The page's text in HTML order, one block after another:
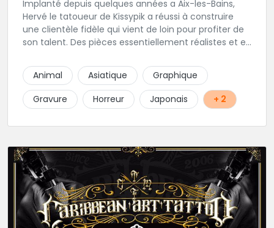
Implanté depuis quelques années a Aix-les-Bains,
Hervé le tatoueur de Kissypik a réussi à construire
une clientèle fidèle qui vient de loin pour profiter de
son talent. Des pièces essentiellement réalistes et en
pas l'adresse? C'est normal, Hervé préfère que vous
l'appeliez avant de passer au studio... pour éviter les
moment de rush. Une adresse secrète donc...mais
excellente.
Animal Asiatique
Graphique
Gravure
Horreur Japonais + 2